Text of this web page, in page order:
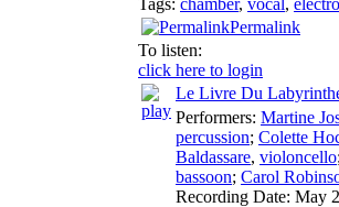
Tags: chamber, vocal,
Permalink
To listen:
click here to login
Le Livre Du
Performers: Martine
percussion; Colette
Baldassare, violoncello;
bassoon; Carol
Recording Date: May